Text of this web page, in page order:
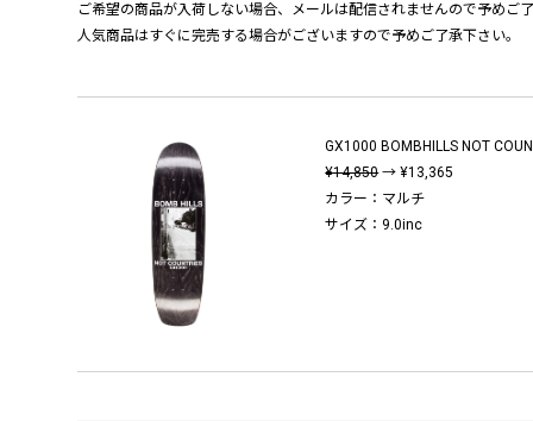
ご希望の商品が入荷しない場合、メールは配信されませんので予めご
人気商品はすぐに完売する場合がございますので予めご了承下さい。
GX1000 BOMBHILLS NOT
¥14,850→ ¥13,365
カラー：マルチ
サイズ：9.0inc